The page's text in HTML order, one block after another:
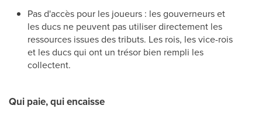
Pas d'accès pour les joueurs : les gouverneurs et
les ducs ne peuvent pas utiliser directement les
ressources issues des tributs. Les rois, les vice-rois
et les ducs qui ont un trésor bien rempli les
collectent.
Qui paie, qui encaisse